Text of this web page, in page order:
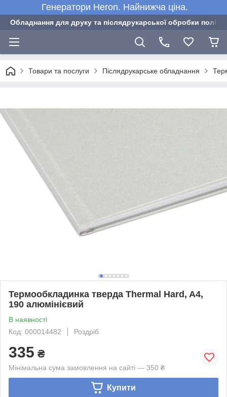
Генератори Heron. Найнижча ціна.
Обладнання для друку та післядрукарської обробки
Товари та послуги Післядрукарське обладнання
Термообкладинка тверда Thermal Hard, A4,
190 алюмінієвий
В наявності
Код: 000014482
Роздріб
335 ₴
Мінімальна сума замовлення на сайті — 350 ₴
Купити